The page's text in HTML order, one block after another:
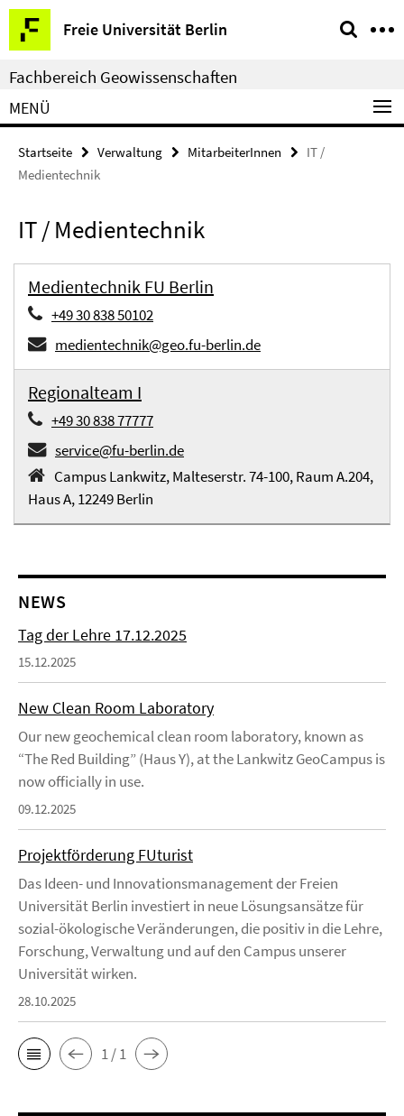
Springe
direkt
zu
Inhalt
Freie Universität Berlin
Service-
Navigation
Fachbereich Geowissenschaften
MENÜ
Startseite Verwaltung MitarbeiterInnen
IT /
Medientechnik
IT / Medientechnik
Medientechnik FU Berlin
+49 30 838 50102
medientechnik@geo.fu-berlin.de
Regionalteam I
+49 30 838 77777
service@fu-berlin.de
Campus Lankwitz, Malteserstr. 74-100, Raum A.204,
Haus A, 12249 Berlin
NEWS
Tag der Lehre 17.12.2025
15.12.2025
New Clean Room Laboratory
Our new geochemical clean room laboratory, known as
“The Red Building” (Haus Y), at the Lankwitz GeoCampus is
now officially in use.
09.12.2025
Projektförderung FUturist
Das Ideen- und Innovationsmanagement der Freien
Universität Berlin investiert in neue Lösungsansätze für
sozial-ökologische Veränderungen, die positiv in die Lehre,
Forschung, Verwaltung und auf den Campus unserer
Universität wirken.
28.10.2025
1 / 1